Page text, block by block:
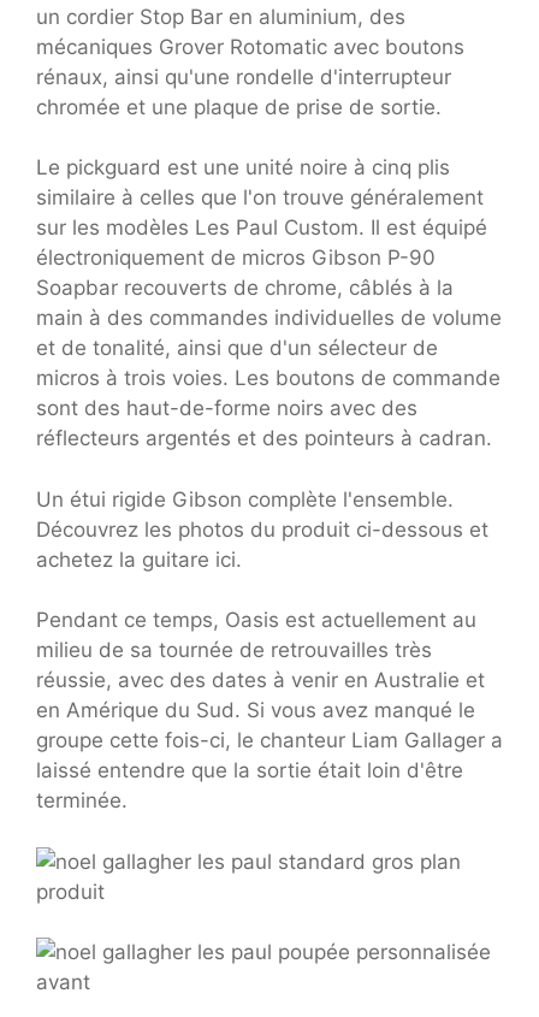
un cordier Stop Bar en aluminium, des
mécaniques Grover Rotomatic avec boutons
rénaux, ainsi qu'une rondelle d'interrupteur
chromée et une plaque de prise de sortie.
Le pickguard est une unité noire à cinq plis
similaire à celles que l'on trouve généralement
sur les modèles Les Paul Custom. Il est équipé
électroniquement de micros Gibson P-90
Soapbar recouverts de chrome, câblés à la
main à des commandes individuelles de volume
et de tonalité, ainsi que d'un sélecteur de
micros à trois voies. Les boutons de commande
sont des haut-de-forme noirs avec des
réflecteurs argentés et des pointeurs à cadran.
Un étui rigide Gibson complète l'ensemble.
Découvrez les photos du produit ci-dessous et
achetez la guitare ici.
Pendant ce temps, Oasis est actuellement au
milieu de sa tournée de retrouvailles très
réussie, avec des dates à venir en Australie et
en Amérique du Sud. Si vous avez manqué le
groupe cette fois-ci, le chanteur Liam Gallager a
laissé entendre que la sortie était loin d'être
terminée.